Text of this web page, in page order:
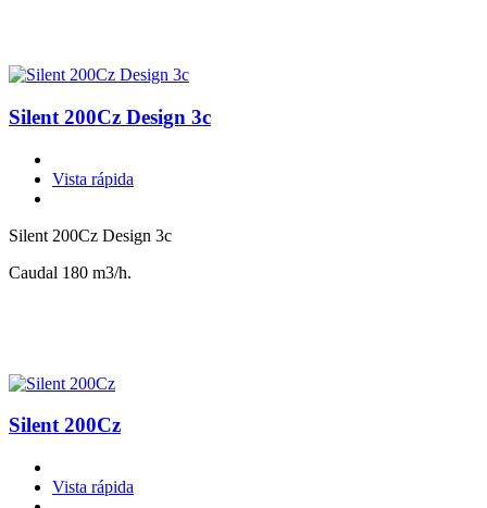
Silent 200Cz Design 3c
Vista rápida
Silent 200Cz Design 3c
Caudal 180 m3/h.
Silent 200Cz
Vista rápida